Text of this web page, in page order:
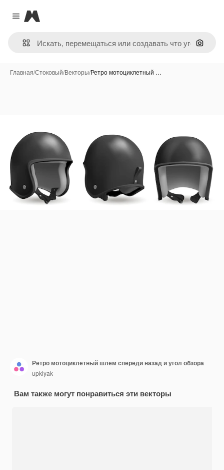
Close menu
Magnific
Поиск
Главная/Стоковый/Векторы/Ретро мотоциклетный …
Ретро мотоциклетный шлем спереди назад и угол обзора
upklyak
Вам также могут понравиться эти векторы